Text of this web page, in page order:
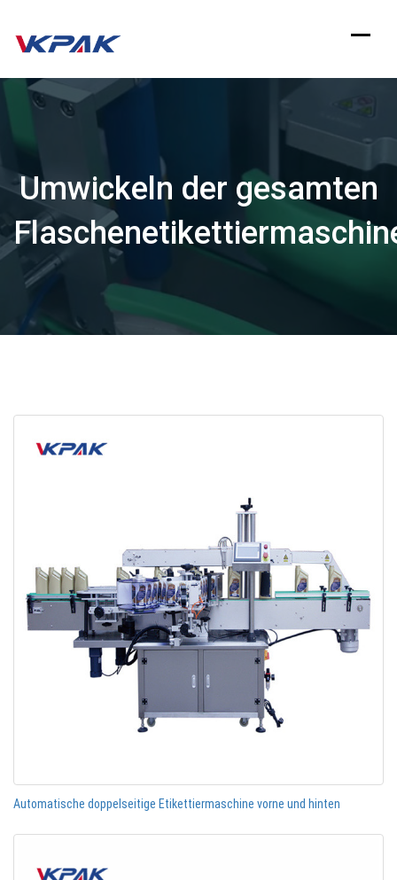
Umwickeln der gesamten
Automatische doppelseitige Etikettiermaschine vorne und hinten